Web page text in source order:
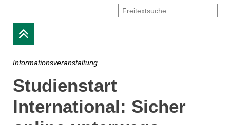
Informationsveranstaltung
Studienstart
International: Sicher